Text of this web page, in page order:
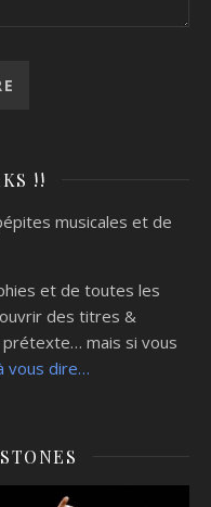
!!
musicales et de
et de toutes les
des titres &
prétexte… mais si vous
vous dire…